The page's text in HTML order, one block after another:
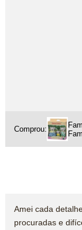
Comprou:
Amei cada
procuradas e